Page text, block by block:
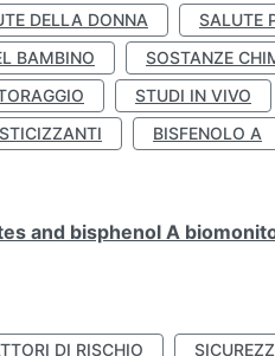
DELLA DONNA SALUTE
BAMBINO
SOSTANZE
STUDI IN VIVO
BISFENOLO A
and bisphenol A
DI RISCHIO